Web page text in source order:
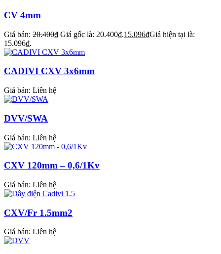
CV 4mm
Giá bán: 20.400₫ Giá gốc là: 20.400₫.15.096₫Giá hiện tại là:
15.096₫.
CADIVI CXV 3x6mm
Giá bán: Liên hệ
DVV/SWA
Giá bán: Liên hệ
CXV 120mm – 0,6/1Kv
Giá bán: Liên hệ
CXV/Fr 1.5mm2
Giá bán: Liên hệ